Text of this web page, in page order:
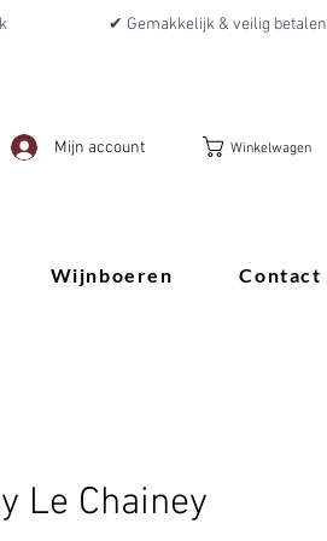
✔ Gemakkelijk & veilig betalen
Mijn account Winkelwagen
Wijnboeren Contact
Le Chainey